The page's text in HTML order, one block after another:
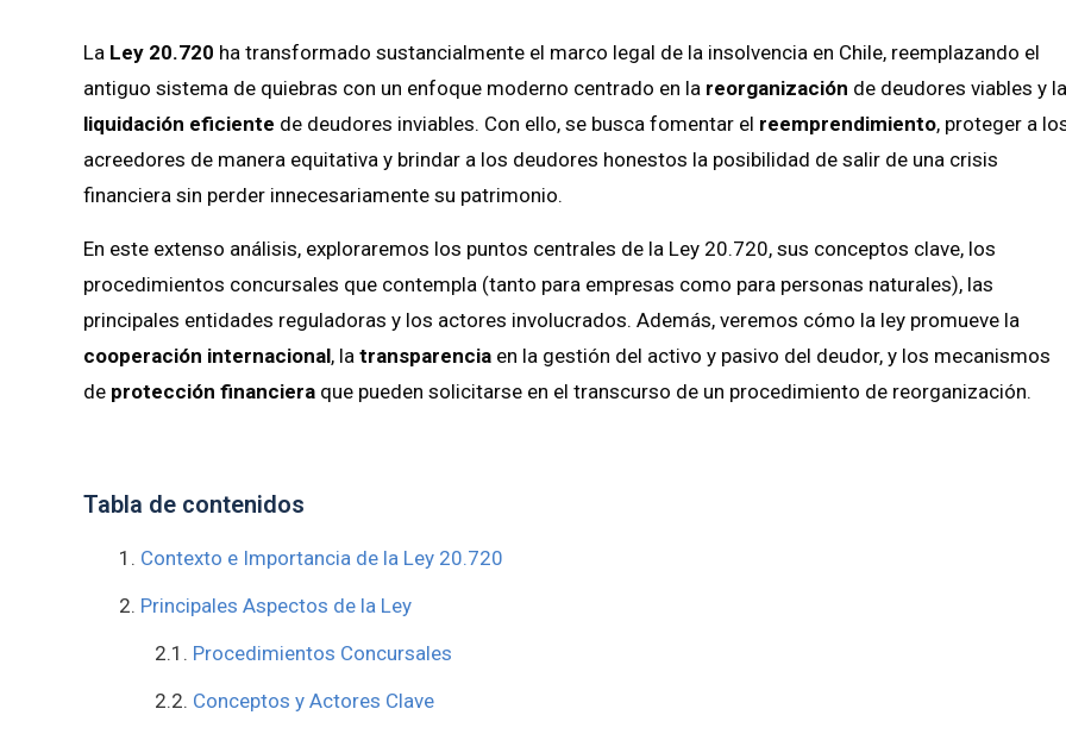
La Ley 20.720 ha transformado sustancialmente el marco legal de la insolvencia en Chile, reemplazando el
antiguo sistema de quiebras con un enfoque moderno centrado en la reorganización de deudores viables y
liquidación eficiente de deudores inviables. Con ello, se busca fomentar el reemprendimiento, proteger a
acreedores de manera equitativa y brindar a los deudores honestos la posibilidad de salir de una crisis
financiera sin perder innecesariamente su patrimonio.
En este extenso análisis, exploraremos los puntos centrales de la Ley 20.720, sus conceptos clave, los
procedimientos concursales que contempla (tanto para empresas como para personas naturales), las
principales entidades reguladoras y los actores involucrados. Además, veremos cómo la ley promueve la
cooperación internacional, latransparencia en la gestión del activo y pasivo del deudor, y los mecanismos
de protección financiera que pueden solicitarse en el transcurso de un procedimiento de reorganización.
Tabla de contenidos
Contexto e Importancia de la Ley 20.720
Principales Aspectos de la Ley
Procedimientos Concursales
Conceptos y Actores Clave